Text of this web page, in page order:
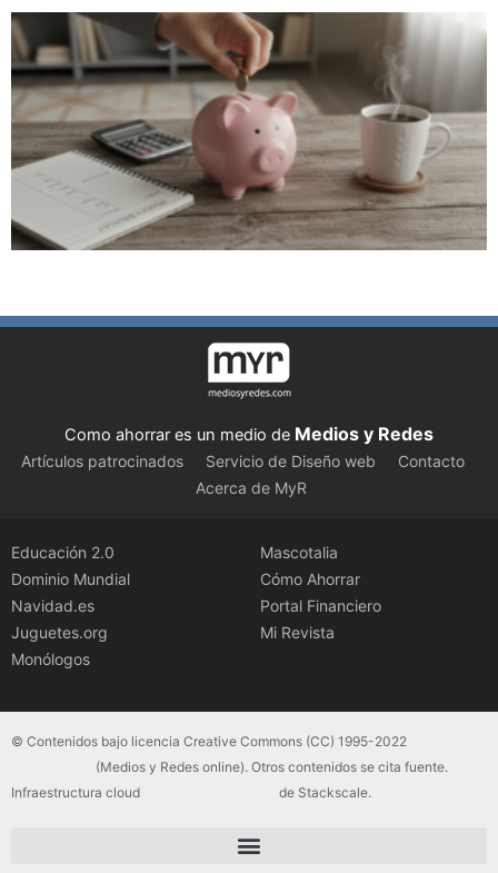
Como ahorrar es un medio de Medios y Redes
Artículos patrocinados Servicio de Diseño web
Contacto
Acerca de MyR
Educación 2.0
Dominio Mundial
Navidad.es
Juguetes.org
Monólogos
Mascotalia
Cómo Ahorrar
Portal Financiero
Mi Revista
© Contenidos bajo licencia Creative Commons (CC) 1995-2022
(Medios y Redes online). Otros contenidos se cita fuente.
Infraestructura cloud
de Stackscale.